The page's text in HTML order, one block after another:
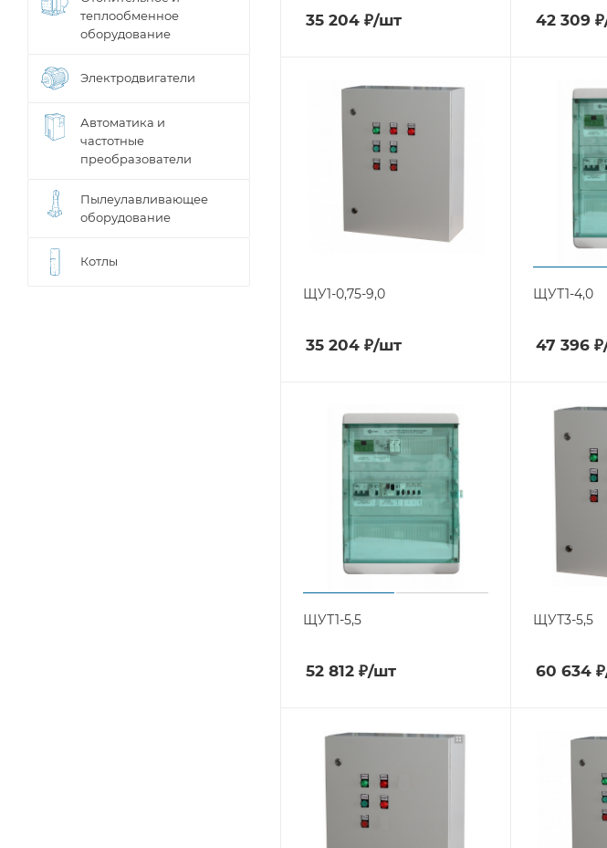
35 204 ₽/шт 42 309₽
ЩУ1-0,75-9,0
35 204 ₽/шт
ЩУТ1-4,0
47 396₽
ЩУТ1-5,5
52 812 ₽/шт
ЩУТ3-5,5
60 634₽
теплообменное
оборудование
Электродвигатели
Автоматика и
частотные
преобразователи
Пылеулавливающее
оборудование
Котлы